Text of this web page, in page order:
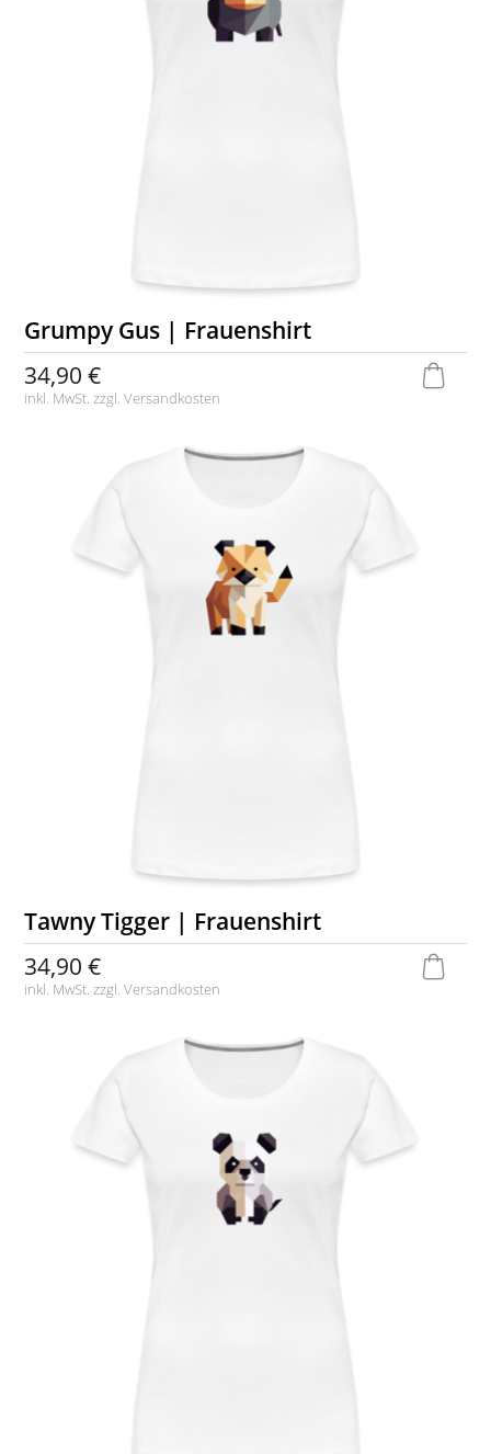
Grumpy Gus | Frauenshirt
34,90 €
inkl. MwSt. zzgl.Versandkosten
Tawny Tigger | Frauenshirt
34,90 €
inkl. MwSt. zzgl.Versandkosten